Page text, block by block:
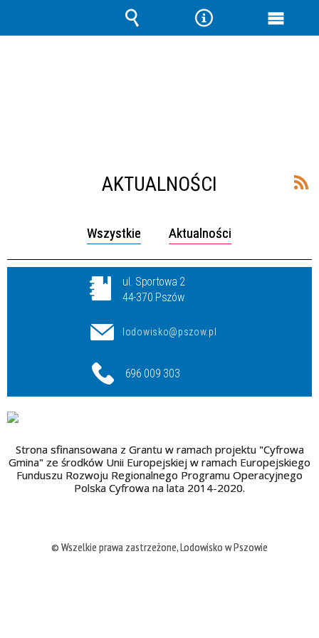
AKTUALNOŚCI
Wszystkie Aktualności
ul. Sportowa 2
44-370 Pszów
lodowisko@pszow.pl
696 009 303
Strona sfinansowana z Grantu w ramach projektu "Cyfrowa
Gmina" ze środków Unii Europejskiej w ramach Europejskiego
Funduszu Rozwoju Regionalnego Programu Operacyjnego
Polska Cyfrowa na lata 2014-2020.
© Wszelkie prawa zastrzeżone, Lodowisko w Pszowie
WyszukiwarkaNarzędziaMenu